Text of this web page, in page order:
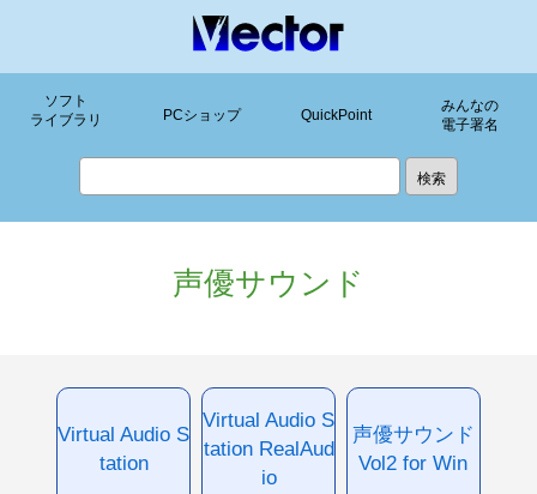
ソフト
ライブラリ
PCショップ QuickPoint
みんなの
電子署名
声優サウンド
Virtual Audio S
tation
Virtual Audio S
tation RealAud
io
声優サウンド
Vol2 for Win